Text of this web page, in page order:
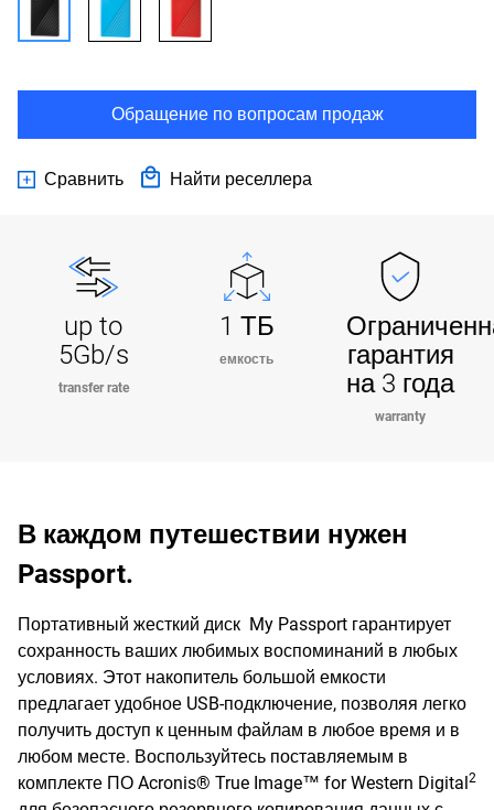
Обращение по вопросам продаж
Сравнить Найти реселлера
up to
5Gb/s
transfer rate
1 ТБ
емкость
гарантия
на 3 года
warranty
В каждом путешествии нужен
Passport.
Портативный жесткий диск My Passport гарантирует
сохранность ваших любимых воспоминаний в любых
условиях. Этот накопитель большой емкости
предлагает удобное USB-подключение, позволяя легко
получить доступ к ценным файлам в любое время и в
любом месте. Воспользуйтесь поставляемым в
комплекте ПО Acronis® True Image™ for Western Digital2